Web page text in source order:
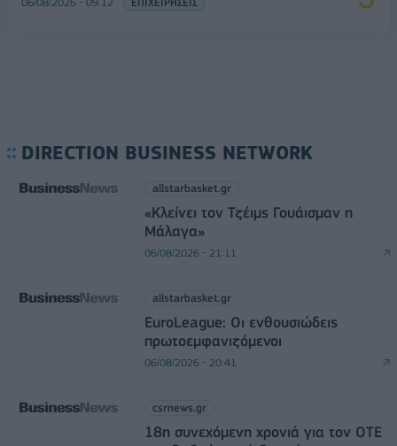
DIRECTION BUSINESS NETWORK
allstarbasket.gr
«Κλείνει τον Τζέιμς Γουάισμαν η
Μάλαγα»
06/08/2026 - 21:11
allstarbasket.gr
EuroLeague: Οι ενθουσιώδεις
πρωτοεμφανιζόμενοι
06/08/2026 - 20:41
csrnews.gr
18η συνεχόμενη χρονιά για τον ΟΤΕ